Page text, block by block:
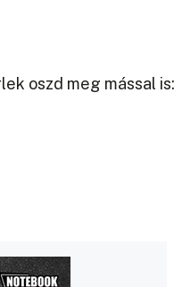
oszd meg mással is: